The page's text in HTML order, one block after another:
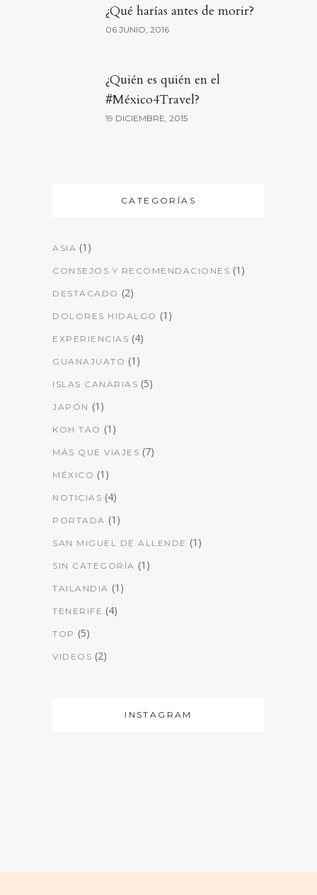
¿Qué harías antes de morir?
06 JUNIO, 2016
¿Quién es quién en el
#México4Travel?
19 DICIEMBRE, 2015
CATEGORÍAS
ASIA (1)
CONSEJOS Y RECOMENDACIONES (1)
DESTACADO (2)
DOLORES HIDALGO (1)
EXPERIENCIAS (4)
GUANAJUATO (1)
ISLAS CANARIAS (5)
JAPÓN (1)
KOH TAO (1)
MÁS QUE VIAJES (7)
MÉXICO (1)
NOTICIAS (4)
PORTADA (1)
SAN MIGUEL DE ALLENDE (1)
SIN CATEGORÍA (1)
TAILANDIA (1)
TENERIFE (4)
TOP (5)
VIDEOS (2)
INSTAGRAM